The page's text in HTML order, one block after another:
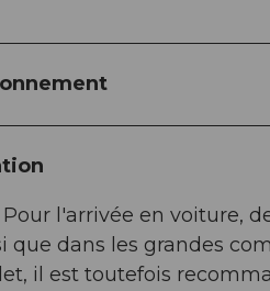
l'arrivée en voiture,
que dans les grandes
il est toutefois